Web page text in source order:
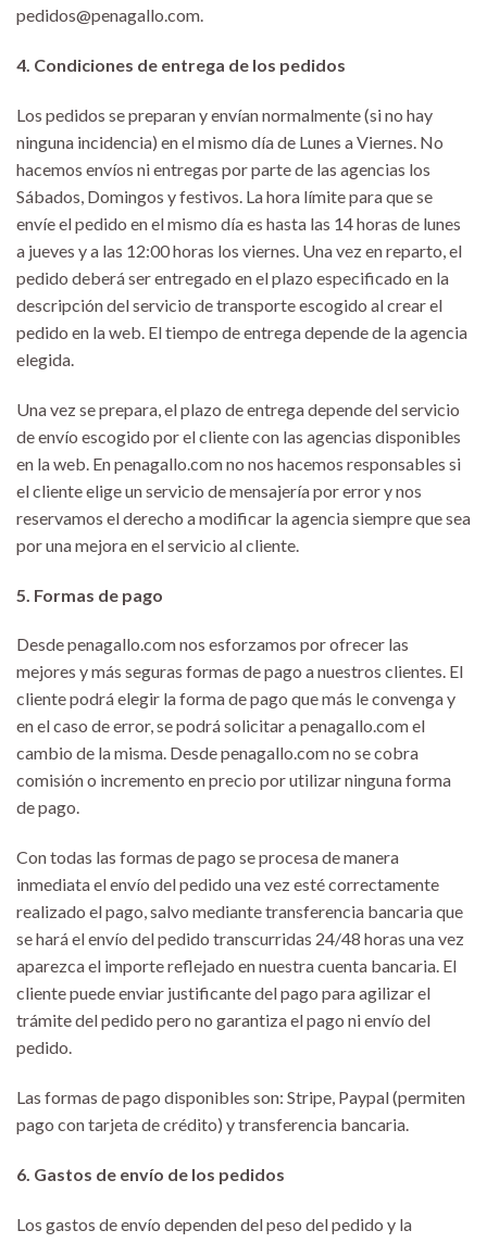
pedidos@penagallo.com.
4. Condiciones de entrega de los pedidos
Los pedidos se preparan y envían normalmente (si no hay
ninguna incidencia) en el mismo día de Lunes a Viernes. No
hacemos envíos ni entregas por parte de las agencias los
Sábados, Domingos y festivos. La hora límite para que se
envíe el pedido en el mismo día es hasta las 14 horas de lunes
a jueves y a las 12:00 horas los viernes. Una vez en reparto, el
pedido deberá ser entregado en el plazo especificado en la
descripción del servicio de transporte escogido al crear el
pedido en la web. El tiempo de entrega depende de la agencia
elegida.
Una vez se prepara, el plazo de entrega depende del servicio
de envío escogido por el cliente con las agencias disponibles
en la web. En penagallo.com no nos hacemos responsables si
el cliente elige un servicio de mensajería por error y nos
reservamos el derecho a modificar la agencia siempre que sea
por una mejora en el servicio al cliente.
5. Formas de pago
Desde penagallo.com nos esforzamos por ofrecer las
mejores y más seguras formas de pago a nuestros clientes. El
cliente podrá elegir la forma de pago que más le convenga y
en el caso de error, se podrá solicitar a penagallo.com el
cambio de la misma. Desde penagallo.com no se cobra
comisión o incremento en precio por utilizar ninguna forma
de pago.
Con todas las formas de pago se procesa de manera
inmediata el envío del pedido una vez esté correctamente
realizado el pago, salvo mediante transferencia bancaria que
se hará el envío del pedido transcurridas 24/48 horas una vez
aparezca el importe reflejado en nuestra cuenta bancaria. El
cliente puede enviar justificante del pago para agilizar el
trámite del pedido pero no garantiza el pago ni envío del
pedido.
Las formas de pago disponibles son: Stripe, Paypal (permiten
pago con tarjeta de crédito) y transferencia bancaria.
6. Gastos de envío de los pedidos
Los gastos de envío dependen del peso del pedido y la